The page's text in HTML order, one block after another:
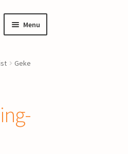
Menu
uitvouwen
Geke